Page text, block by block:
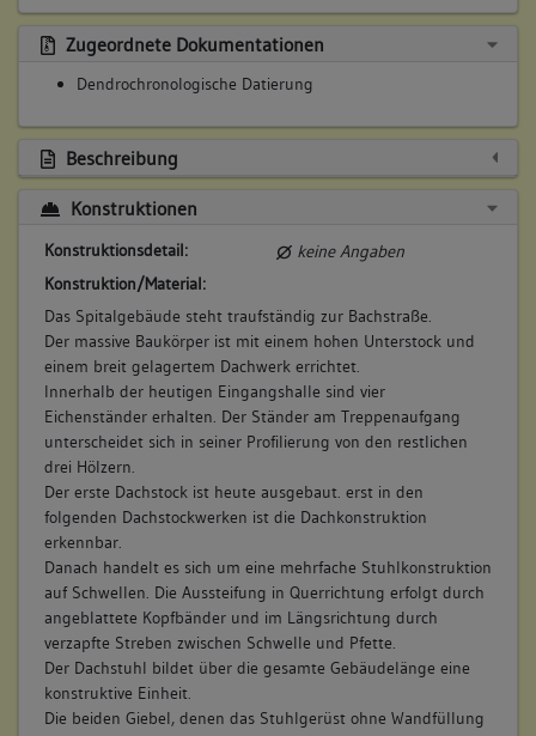
Zugeordnete Dokumentationen
Dendrochronologische Datierung
Beschreibung
Konstruktionen
Konstruktionsdetail:
keine Angaben
Konstruktion/Material:
Das Spitalgebäude steht traufständig zur Bachstraße.
Der massive Baukörper ist mit einem hohen Unterstock und
einem breit gelagertem Dachwerk errichtet.
Innerhalb der heutigen Eingangshalle sind vier
Eichenständer erhalten. Der Ständer am Treppenaufgang
unterscheidet sich in seiner Profilierung von den restlichen
drei Hölzern.
Der erste Dachstock ist heute ausgebaut. erst in den
folgenden Dachstockwerken ist die Dachkonstruktion
erkennbar.
Danach handelt es sich um eine mehrfache Stuhlkonstruktion
auf Schwellen. Die Aussteifung in Querrichtung erfolgt durch
angeblattete Kopfbänder und im Längsrichtung durch
verzapfte Streben zwischen Schwelle und Pfette.
Der Dachstuhl bildet über die gesamte Gebäudelänge eine
konstruktive Einheit.
Die beiden Giebel, denen das Stuhlgerüst ohne Wandfüllung